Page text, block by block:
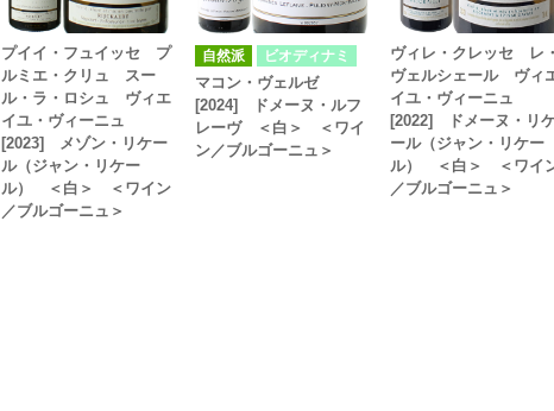
プイイ・フュイッセ プ
ルミエ・クリュ スー
ル・ラ・ロシュ ヴィエ
イユ・ヴィーニュ
[2023] メゾン・リケー
ル（ジャン・リケー
ル） ＜白＞ ＜ワイン
／ブルゴーニュ＞
自然派 ビオディナミ
マコン・ヴェルゼ
[2024] ドメーヌ・ルフ
レーヴ ＜白＞ ＜ワイ
ン／ブルゴーニュ＞
ヴィレ・クレッセ レ・
ヴェルシェール ヴィ
イユ・ヴィーニュ
[2022] ドメーヌ・リ
ール（ジャン・リケー
ル） ＜白＞ ＜ワイ
／ブルゴーニュ＞